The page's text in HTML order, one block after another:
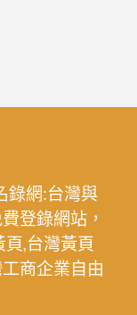
錄網:台灣與
登錄網站，
,台灣黃頁
商企業自由